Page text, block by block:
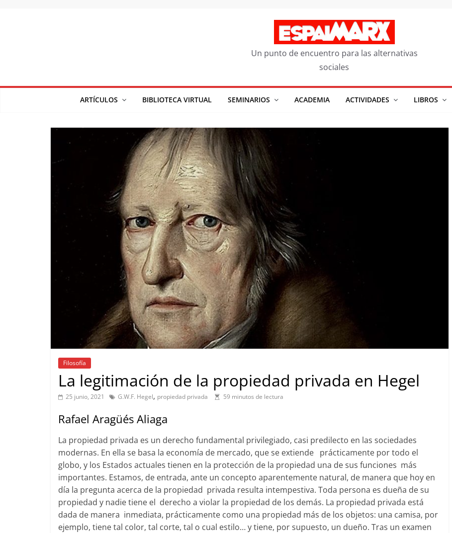
Un punto de encuentro para las alternativas
sociales
ARTÍCULOS BIBLIOTECA VIRTUAL SEMINARIOS ACADEMIA ACTIVIDADES LIBROS
Filosofía
La legitimación de la propiedad privada en Hegel
25 junio, 2021 G.W.F. Hegel, propiedad privada 59 minutos de lectura
Rafael Aragüés Aliaga
La propiedad privada es un derecho fundamental privilegiado, casi predilecto en las sociedades
modernas. En ella se basa la economía de mercado, que se extiende prácticamente por todo el
globo, y los Estados actuales tienen en la protección de la propiedad una de sus funciones más
importantes. Estamos, de entrada, ante un concepto aparentemente natural, de manera que hoy en
día la pregunta acerca de la propiedad privada resulta intempestiva. Toda persona es dueña de su
propiedad y nadie tiene el derecho a violar la propiedad de los demás. La propiedad privada está
dada de manera inmediata, prácticamente como una propiedad más de los objetos: una camisa, por
ejemplo, tiene tal color, tal corte, tal o cual estilo… y tiene, por supuesto, un dueño. Tras un examen